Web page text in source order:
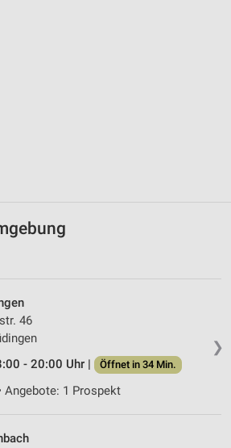
❯
46
- 20:00 Uhr |
Öffnet in 34 Min.
Angebote: 1 Prospekt
durch Statistiken oder
der Angebote
Daten zur Auswahl von
Standortdaten
angeforderten